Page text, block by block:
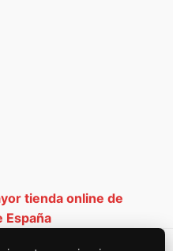
tienda online de
España